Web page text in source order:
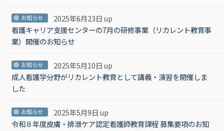
2025年6月23日 up
お知らせ
看護キャリア支援センターの7月の研修事業（リカレント教育事
業）開催のお知らせ
2025年5月10日 up
お知らせ
成人看護学分野がリカレント教育として講義・演習を開催しま
した
2025年5月9日 up
お知らせ
令和８年度皮膚・排泄ケア認定看護師教育課程 募集要項のお知